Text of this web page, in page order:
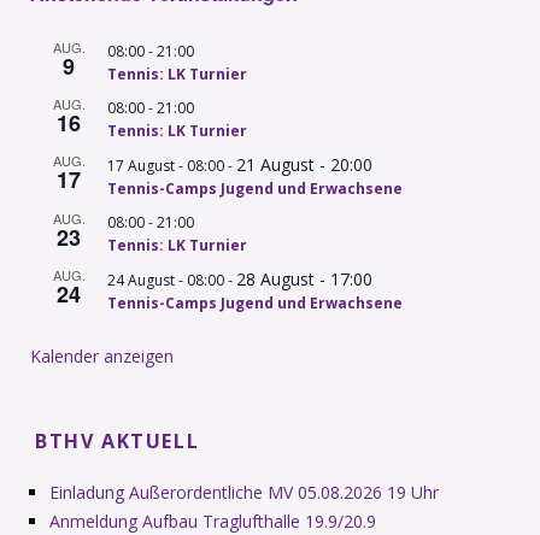
AUG.
9 08:00-21:00
Tennis: LK Turnier
AUG.
16 08:00-21:00
Tennis: LK Turnier
AUG.
17 17 August - 08:00- 21 August - 20:00
Tennis-Camps Jugend und Erwachsene
AUG.
23 08:00-21:00
Tennis: LK Turnier
AUG.
24 24 August - 08:00- 28 August - 17:00
Tennis-Camps Jugend und Erwachsene
Kalender anzeigen
BTHV AKTUELL
Einladung Außerordentliche MV 05.08.2026 19 Uhr
Anmeldung Aufbau Traglufthalle 19.9/20.9